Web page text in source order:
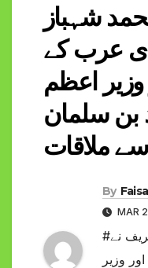
شہباز
عرب کے
اعظم
بن سلمان
سے ملاقات
By
MAR
#وزیر اعظم محمد شہباز شریف نے
وزیر